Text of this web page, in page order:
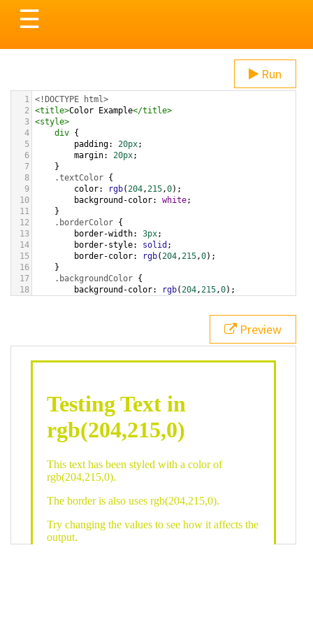
Toggle
navigation
☰
Run
1 <!DOCTYPE html>
2
<title>Color Example</title>
3 <style>
4
div {
5
padding: 20px;
6
margin: 20px;
7
}
8
.textColor {
9
color: rgb(204,215,0);
10
background-color: white;
11
}
12
.borderColor {
13
border-width: 3px;
14
border-style: solid ;
15
border-color: rgb(204,215,0);
16
}
17
.backgroundColor {
18
background-color: rgb(204,215,0);
bottom ,
white, rgb(204,215,0));
div class="textColor borderColor"
< h1>Testing Text in rgb(204,215,0)
Preview